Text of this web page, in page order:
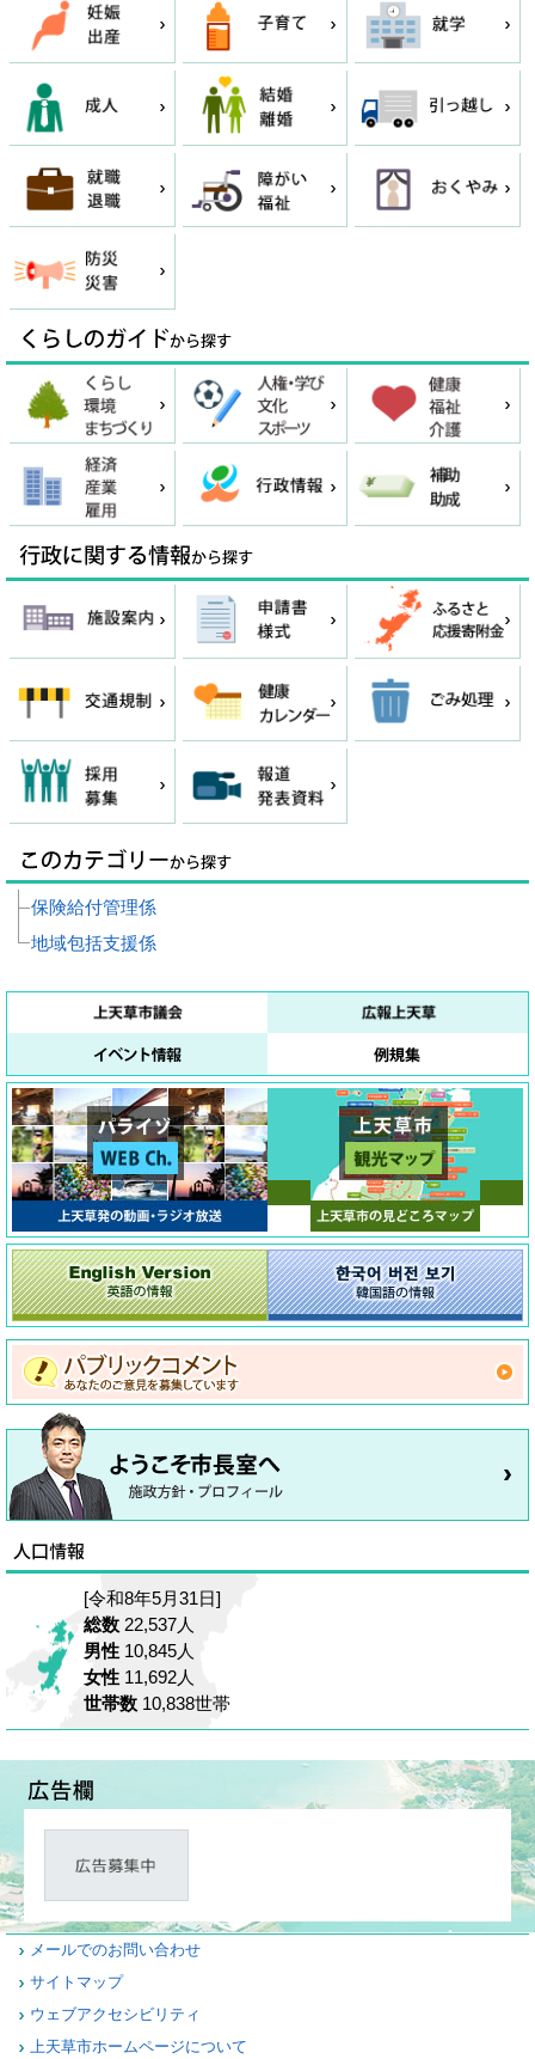
保険給付管理係
地域包括支援係
[令和8年5月31日]
総数 22,537人
男性 10,845人
女性 11,692人
世帯数 10,838世帯
メールでのお問い合わせ
サイトマップ
ウェブアクセシビリティ
上天草市ホームページについて